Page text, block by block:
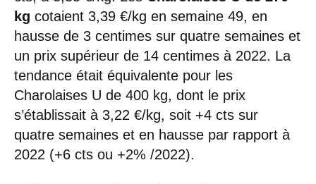
kg cotaient 3,39 €/kg en semaine 49, en
hausse de 3 centimes sur quatre semaines et
un prix supérieur de 14 centimes à 2022. La
tendance était équivalente pour les
Charolaises U de 400 kg, dont le prix
s’établissait à 3,22 €/kg, soit +4 cts sur
quatre semaines et en hausse par rapport à
2022 (+6 cts ou +2% /2022).